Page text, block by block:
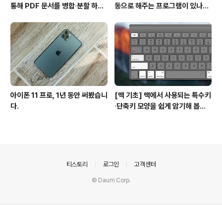
통해 PDF 문서를 병합∙분할 하는
동으로 해주는 프로그램이 있나
아이폰 11 프로, 1년 동안 써봤습니
다.
[맥 기초] 맥에서 사용되는 특수키
∙단축키 모양을 쉽게 암기해 봅시
티스토리 로그인 고객센터
© Daum Corp.